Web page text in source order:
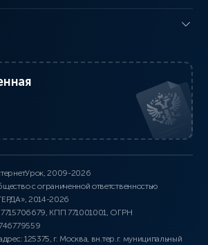
2009-2026
с ограниченной ответственностью
2014-2026
КПП 771001001, ОГРН
125375, г. Москва, вн.тер.г. муниципальный